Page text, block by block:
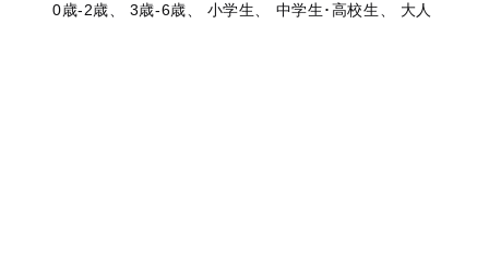
0歳-2歳、 3歳-6歳、 小学生、 中学生･高校生、 大人